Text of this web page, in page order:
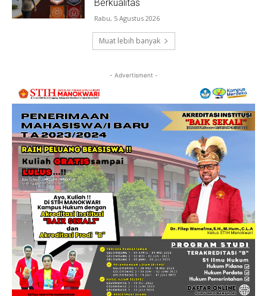
Berkualitas
Rabu, 5 Agustus 2026
Muat lebih banyak
- Advertisment -